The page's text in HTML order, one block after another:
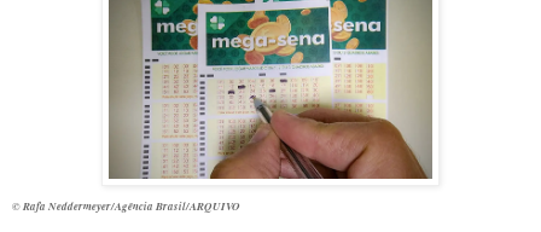
© Rafa Neddermeyer/Agência Brasil/ARQUIVO